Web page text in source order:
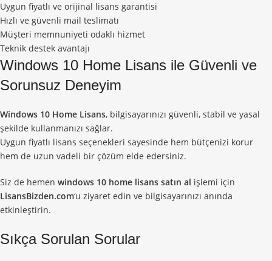
Uygun fiyatlı ve orijinal lisans garantisi
Hızlı ve güvenli mail teslimatı
Müşteri memnuniyeti odaklı hizmet
Teknik destek avantajı
Windows 10 Home Lisans ile Güvenli ve
Sorunsuz Deneyim
Windows 10 Home Lisans, bilgisayarınızı güvenli, stabil ve yasal
şekilde kullanmanızı sağlar.
Uygun fiyatlı lisans seçenekleri sayesinde hem bütçenizi korur
hem de uzun vadeli bir çözüm elde edersiniz.
Siz de hemen windows 10 home lisans satın al işlemi için
LisansBizden.com‘u ziyaret edin ve bilgisayarınızı anında
etkinleştirin.
Sıkça Sorulan Sorular